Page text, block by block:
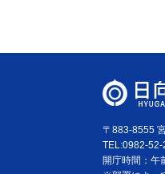
〒883-8555
TEL:0982-52-
開庁時間：午